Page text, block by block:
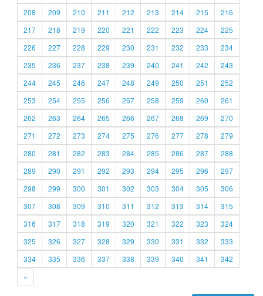
208
209 210 211 212 213 214 215
216
217
218 219 220 221 222 223 224
225
226
227 228 229 230 231 232 233
234
235
236 237 238 239 240 241 242
243
244
245 246 247 248 249 250 251
252
253
254 255 256 257 258 259 260
261
262
263 264 265 266 267 268 269
270
271
272 273 274 275 276 277 278
279
280
281 282 283 284 285 286 287
288
289
290 291 292 293 294 295 296
297
298
299 300 301 302 303 304 305
306
307
308 309 310 311 312 313 314
315
316
317 318 319 320 321 322 323
324
325
326 327 328 329 330 331 332
333
334
335 336 337 338 339 340 341
342
»